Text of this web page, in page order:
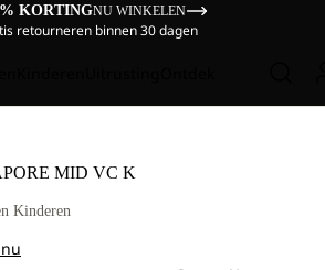
KORTINGNU WINKELEN
retourneren binnen 30 dagen
MID VC K
Kinderen